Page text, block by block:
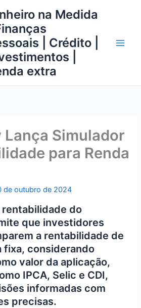
na Medida
| Crédito |
|
extra
Lança Simulador
para Renda
de outubro de 2024
do
que investidores
a rentabilidade de
fixa, considerando
valor da aplicação,
IPCA, Selic e CDI,
informadas com
precisas.